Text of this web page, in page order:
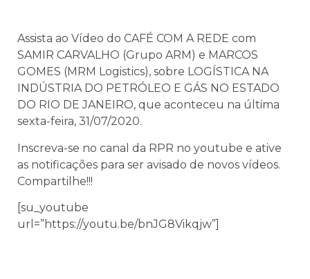
Assista ao Vídeo do CAFÉ COM A REDE com
SAMIR CARVALHO (Grupo ARM) e MARCOS
GOMES (MRM Logistics), sobre LOGÍSTICA NA
INDÚSTRIA DO PETRÓLEO E GÁS NO ESTADO
DO RIO DE JANEIRO, que aconteceu na última
sexta-feira, 31/07/2020.
Inscreva-se no canal da RPR no youtube e ative
as notificações para ser avisado de novos vídeos.
Compartilhe!!!
[su_youtube
url=”https://youtu.be/bnJG8Vikqjw”]